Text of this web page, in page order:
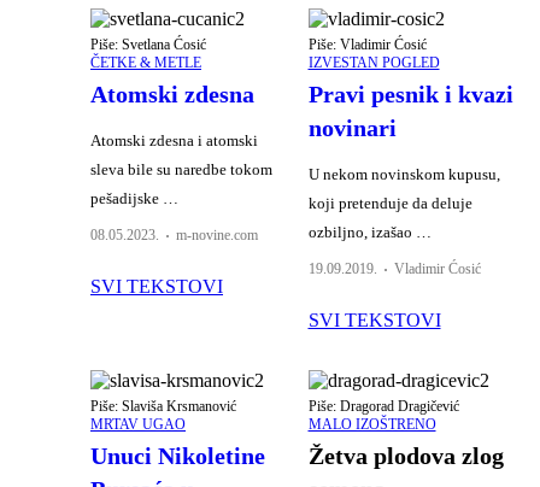
Piše: Svetlana Ćosić
ČETKE & METLE
Atomski zdesna
Atomski zdesna i atomski
sleva bile su naredbe tokom
pešadijske …
08.05.2023. Author
m-novine.com
SVI TEKSTOVI
Piše: Vladimir Ćosić
IZVESTAN POGLED
Pravi pesnik i kvazi
novinari
U nekom novinskom kupusu,
koji pretenduje da deluje
ozbiljno, izašao …
19.09.2019. Author
Vladimir Ćosić
SVI TEKSTOVI
Piše: Slaviša Krsmanović
MRTAV UGAO
Unuci Nikoletine
Piše: Dragorad Dragičević
MALO IZOŠTRENO
Žetva plodova zlog